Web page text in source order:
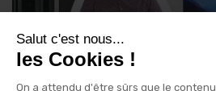
Salut c'est nous...
les Cookies !
On a attendu d'être sûrs que le contenu